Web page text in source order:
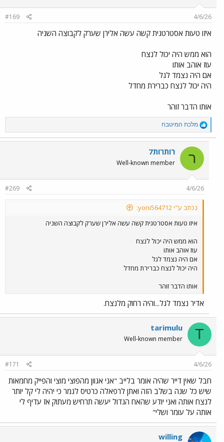
4/6/26
#169
איזו טעות אסטרטגית קשה עשה אלירן שערק לקבוצה השניה
הוא ממש היה יכול לנצח
עוז אוהב אותו
אם היה נצמד לגל
היה יכול לנצח כברירת מחדל
אותו הדבר זוהר
R
e
a
c
o
n
s
מלכת המיטבח
ר רותרות7
Well-known member
4/6/26
#269
נכתב ע"י yoni564712:
איזו טעות אסטרטגית קשה עשה אלירן שערק לקבוצה השניה
הוא ממש היה יכול לנצח
עוז אוהב אותו
אם היה נצמד לגל
היה יכול לנצח כברירת מחדל
אותו הדבר זוהר
אדיר נצמד לגל...והיה רחוק מלנצח.
T
tarimulu
Well-known member
4/6/26
#171
חבל שאין דייר שהיה אומר בלייב "אני אגוון מהפוצי מוצי והפייק מחמאות
שיש כל שנה בשלב הזה ואתן לרפאלה כרטיס לגמר כי יהיה לי קל יותר
לנצח אותה ואני יודע שהאח הגדול יעשה תרחיש מעתוק אז עדיף לי
אותה על עומר ושלי"
willing